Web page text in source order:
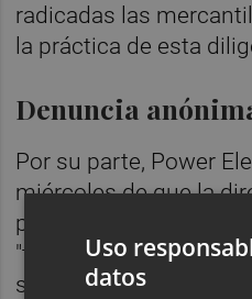
radicadas las
la práctica de esta
Denuncia
Por su parte, Power
miércoles de que la
puesto a disposición
"toda la
solicitada durante la
Uso
datos